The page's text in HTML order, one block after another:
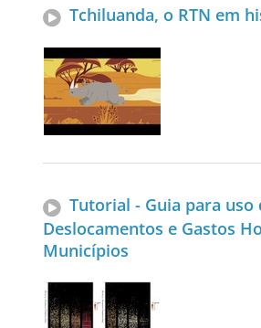
Tchiluanda, o RTN em
Tutorial - Guia para uso
Deslocamentos e Gastos
Municípios